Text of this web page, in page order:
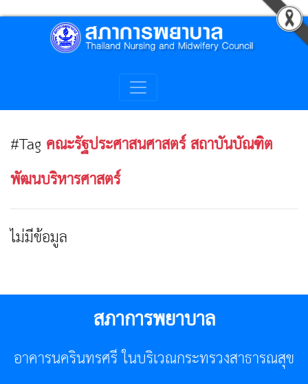
#Tag คณะรัฐประศาสนศาสตร์ สถาบันบัณฑิต
พัฒนบริหารศาสตร์
ไม่มีข้อมูล
สภาการพยาบาล
อาคารนครินทรศรี ในบริเวณกระทรวงสาธารณสุข